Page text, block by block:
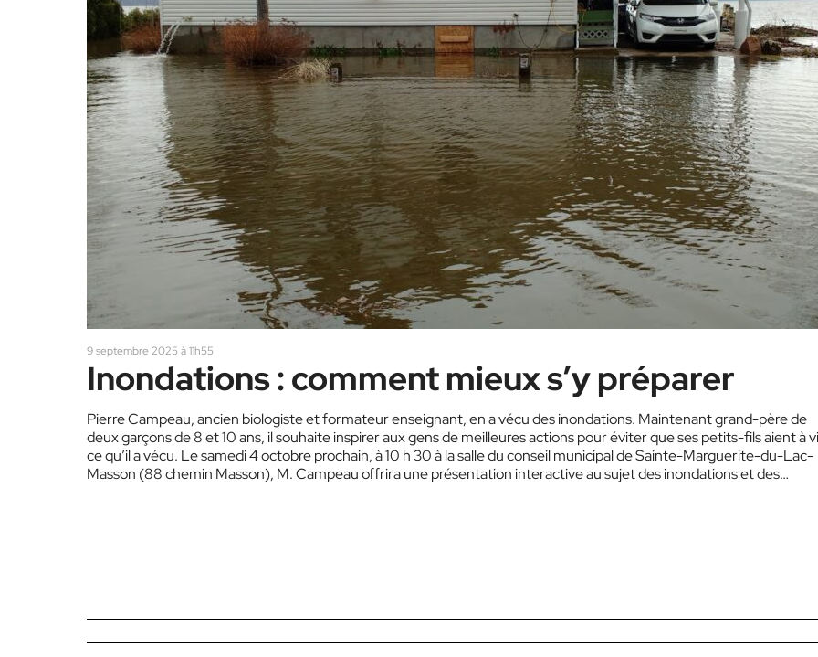
9 septembre 2025 à 11h55
Inondations : comment mieux s’y préparer
Pierre Campeau, ancien biologiste et formateur enseignant, en a vécu des inondations. Maintenant grand-père de
deux garçons de 8 et 10 ans, il souhaite inspirer aux gens de meilleures actions pour éviter que ses petits-fils aient à
ce qu’il a vécu. Le samedi 4 octobre prochain, à 10 h 30 à la salle du conseil municipal de Sainte-Marguerite-du-Lac-
Masson (88 chemin Masson), M. Campeau offrira une présentation interactive au sujet des inondations et des